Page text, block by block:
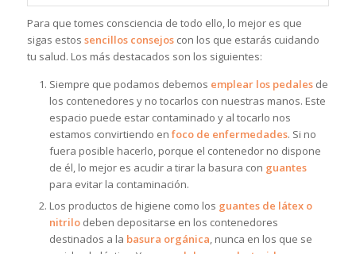
Para que tomes consciencia de todo ello, lo mejor es que
sigas estos sencillos consejoscon los que estarás cuidando
tu salud. Los más destacados son los siguientes:
Siempre que podamos debemos emplear los pedalesde
los contenedores y no tocarlos con nuestras manos. Este
espacio puede estar contaminado y al tocarlo nos
estamos convirtiendo en foco de enfermedades. Si no
fuera posible hacerlo, porque el contenedor no dispone
de él, lo mejor es acudir a tirar la basura con guantes
para evitar la contaminación.
Los productos de higiene como los guantes de látex o
nitrilodeben depositarse en los contenedores
destinados a la basura orgánica, nunca en los que se